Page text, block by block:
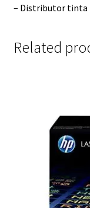
– Distributor tinta
Related